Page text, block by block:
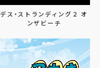
デス・ストランディング２ オ
ンザビーチ